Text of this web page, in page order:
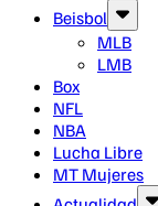
Beisbol
MLB
LMB
Box
NFL
NBA
Lucha Libre
MT Mujeres